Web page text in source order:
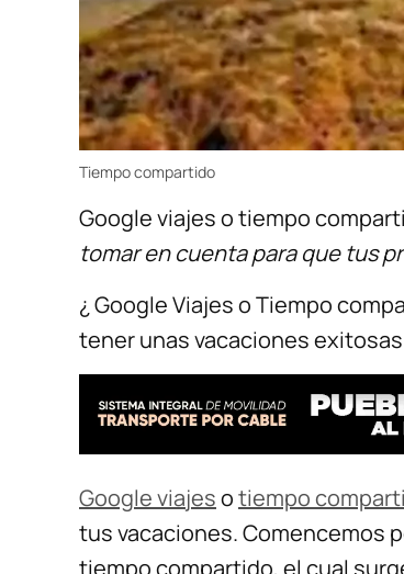
Tiempo compartido
Google viajes o tiempo
tomar en cuenta para que tus
¿ Google Viajes o Tiempo
tener unas vacaciones exitosas
Google viajesotiempo
tus vacaciones. Comencemos